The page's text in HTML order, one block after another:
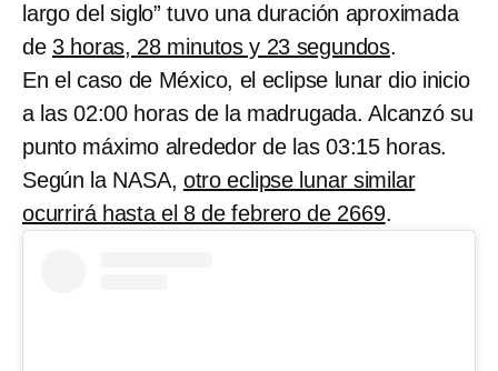
largo del siglo” tuvo una duración aproximada
de 3 horas, 28 minutos y 23 segundos.
En el caso de México, el eclipse lunar dio inicio
a las 02:00 horas de la madrugada. Alcanzó su
punto máximo alrededor de las 03:15 horas.
Según la NASA, otro eclipse lunar similar
ocurrirá hasta el 8 de febrero de 2669.